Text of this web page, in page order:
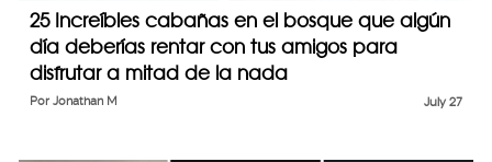
25 Increíbles cabañas en el bosque que algún
día deberías rentar con tus amigos para
disfrutar a mitad de la nada
July 27
Por Jonathan M